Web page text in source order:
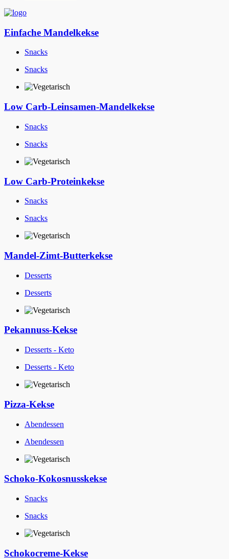
Einfache Mandelkekse
Snacks
Snacks
Low Carb-Leinsamen-Mandelkekse
Snacks
Snacks
Low Carb-Proteinkekse
Snacks
Snacks
Mandel-Zimt-Butterkekse
Desserts
Desserts
Pekannuss-Kekse
Desserts - Keto
Desserts - Keto
Pizza-Kekse
Abendessen
Abendessen
Schoko-Kokosnusskekse
Snacks
Snacks
Schokocreme-Kekse